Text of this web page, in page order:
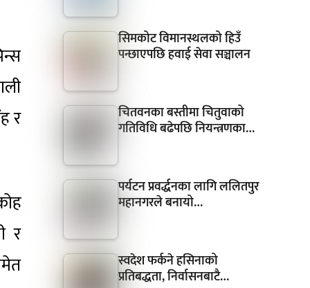
र
र
सिमकोट विमानस्थलको हिउँ
पन्छाएपछि हवाई सेवा सञ्चालन
चितवनका बस्तीमा चितुवाको
गतिविधि बढेपछि नियन्त्रणका…
पर्यटन प्रवर्द्धनका लागि ललितपुर
महानगरले बनायो…
स्वदेश फर्कने हसिनाको
प्रतिबद्धता, निर्वासनबाटै…